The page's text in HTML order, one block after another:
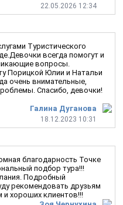
22.05.2026 12:34
Галина Дуганова
18.12.2023 10:31
Туристического
всегда помогут и
вопросы.
Порицкой Юлии и Натальи
очень внимательные,
Спасибо, девочки!
благодарность Точке
подбор тура!!!
Подробный
рекомендовать друзьям
и хороших клиентов!!!